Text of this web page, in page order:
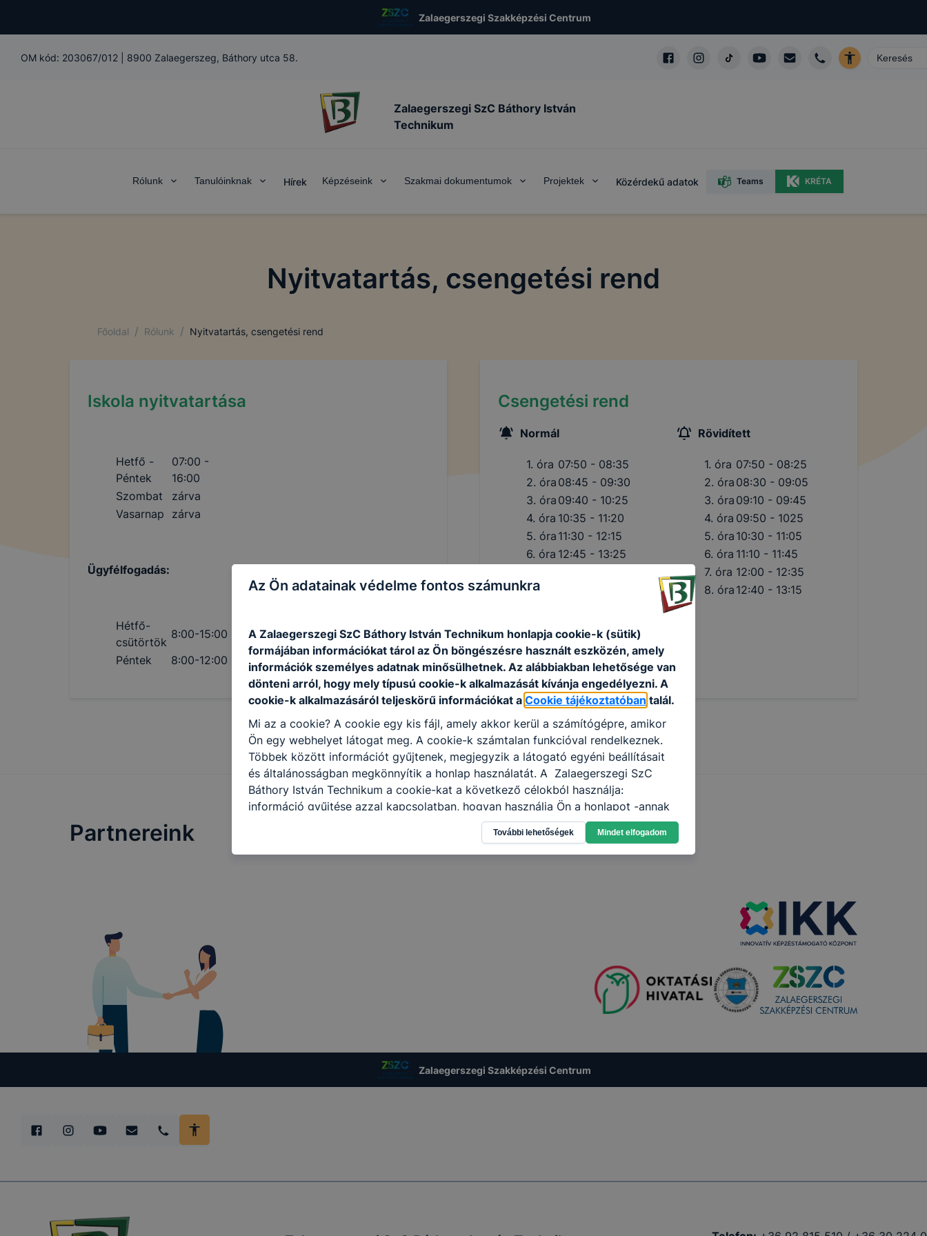
Zalaegerszegi Szakképzési Centrum
OM kód: 203067/012 8900 Zalaegerszeg, Báthory utca 58.
Zalaegerszegi SzC Báthory István
Technikum
Rólunk Tanulóinknak Hírek Képzéseink Szakmai dokumentumok Projektek Közérdekű adatok Teams KRÉTA
Nyitvatartás, csengetési rend
Főoldal / Rólunk / Nyitvatartás, csengetési rend
Iskola nyitvatartása
Hetfő -
Péntek
07:00 -
16:00
Szombat
zárva
Vasarnap
zárva
Ügyfélfogadás:
Hétfő-
csütörtök
8:00-15:00
Péntek
8:00-12:00
Csengetési rend
Normál
1. óra 07:50 - 08:35
2. óra 08:45 - 09:30
3. óra 09:40 - 10:25
4. óra 10:35 - 11:20
5. óra 11:30 - 12:15
6. óra 12:45 - 13:25
8. óra
Rövidített
1. óra 07:50 - 08:25
2. óra 08:30 - 09:05
3. óra 09:10 - 09:45
4. óra 09:50 - 1025
5. óra 10:30 - 11:05
6. óra 11:10 - 11:45
7. óra 12:00 - 12:35
8. óra 12:40 - 13:15
Partnereink
Zalaegerszegi Szakképzési Centrum
Az Ön adatainak védelme fontos számunkra
A Zalaegerszegi SzC Báthory István Technikum honlapja cookie-k (sütik)
formájában információkat tárol az Ön böngészésre használt eszközén, amely
információk személyes adatnak minősülhetnek. Az alábbiakban lehetősége van
dönteni arról, hogy mely típusú cookie-k alkalmazását kívánja engedélyezni. A
cookie-k alkalmazásáról teljeskörű információkat a Cookie tájékoztatóban talál.
Mi az a cookie? A cookie egy kis fájl, amely akkor kerül a számítógépre, amikor
Ön egy webhelyet látogat meg. A cookie-k számtalan funkcióval rendelkeznek.
Többek között információt gyűjtenek, megjegyzik a látogató egyéni beállításait
és általánosságban megkönnyítik a honlap használatát. A Zalaegerszegi SzC
Báthory István Technikum a cookie-kat a következő célokból használja:
információ gyűjtése azzal kapcsolatban, hogyan használja Ön a honlapot -annak
felmérésével, hogy a honlap melyik részeit látogatja, vagy használja leginkább,
így megtudhatjuk, hogyan biztosítsunk Önnek még jobb felhasználói élményt, ha
ismét meglátogatja oldalunkat, honlap fejlesztése. Hogyan ellenőrizheti és hogyan
lesznek képesek honlapunk funkcióinak teljes körű használatára, vagy a honlap a
További lehetőségek Mindet elfogadom